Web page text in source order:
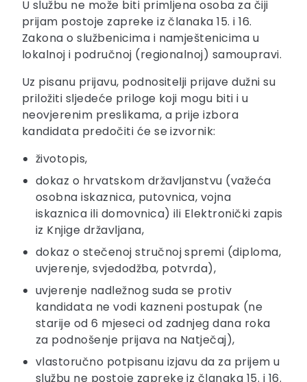
U službu ne može biti primljena osoba za čiji
prijam postoje zapreke iz članaka 15. i 16.
Zakona o službenicima i namještenicima u
lokalnoj i područnoj (regionalnoj) samoupravi.
Uz pisanu prijavu, podnositelji prijave dužni su
priložiti sljedeće priloge koji mogu biti i u
neovjerenim preslikama, a prije izbora
kandidata predočiti će se izvornik:
životopis,
dokaz o hrvatskom državljanstvu (važeća
osobna iskaznica, putovnica, vojna
iskaznica ili domovnica) ili Elektronički zapis
iz Knjige državljana,
dokaz o stečenoj stručnoj spremi (diploma,
uvjerenje, svjedodžba, potvrda),
uvjerenje nadležnog suda se protiv
kandidata ne vodi kazneni postupak (ne
starije od 6 mjeseci od zadnjeg dana roka
za podnošenje prijava na Natječaj),
vlastoručno potpisanu izjavu da za prijem u
službu ne postoje zapreke iz članaka 15. i 16.